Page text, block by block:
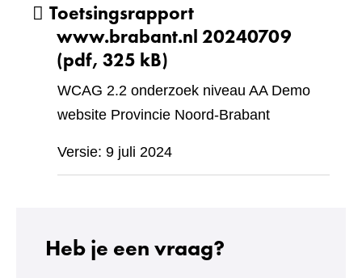
Toetsingsrapport
www.brabant.nl 20240709
(pdf, 325 kB)
WCAG 2.2 onderzoek niveau AA Demo
website Provincie Noord-Brabant
Versie: 9 juli 2024
Heb je een vraag?